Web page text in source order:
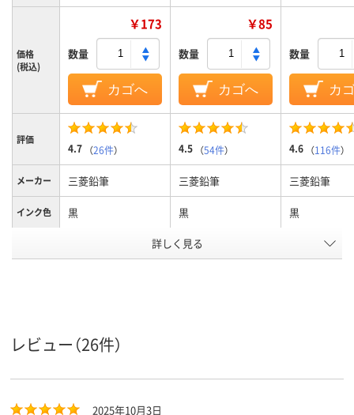
価格
(税込)
￥173
数量
カゴへ
￥85
数量
カゴへ
数量
カ
評価
4.7 （26件） 4.5 （54件） 4.6 （116件）
メーカー 三菱鉛筆 三菱鉛筆 三菱鉛筆
インク色 黒 黒 黒
0.5mm
アスクル
商品環境
詳しく見る
レビュー（26件）
2025年10月3日